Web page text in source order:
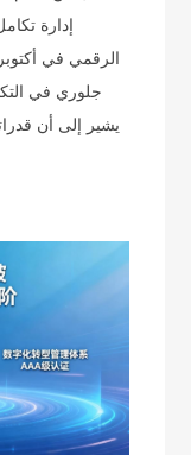
إدارة
جلوري في
يشير إلى أن